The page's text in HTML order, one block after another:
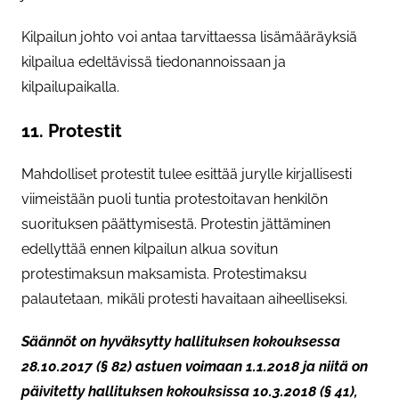
Kilpailun johto voi antaa tarvittaessa lisämääräyksiä
kilpailua edeltävissä tiedonannoissaan ja
kilpailupaikalla.
11. Protestit
Mahdolliset protestit tulee esittää jurylle kirjallisesti
viimeistään puoli tuntia protestoitavan henkilön
suorituksen päättymisestä. Protestin jättäminen
edellyttää ennen kilpailun alkua sovitun
protestimaksun maksamista. Protestimaksu
palautetaan, mikäli protesti havaitaan aiheelliseksi.
Säännöt on hyväksytty hallituksen kokouksessa
28.10.2017 (§ 82) astuen voimaan 1.1.2018 ja niitä on
päivitetty hallituksen kokouksissa 10.3.2018 (§ 41),